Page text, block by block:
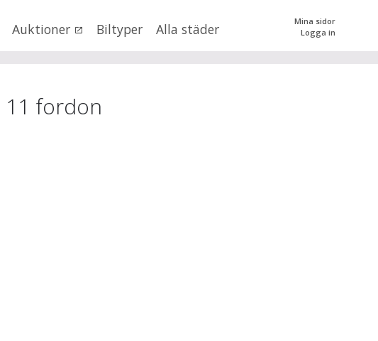
Auktioner Biltyper Alla städer
Mina sidor
Logga in
0 kr tillmer än 500000
11 fordon